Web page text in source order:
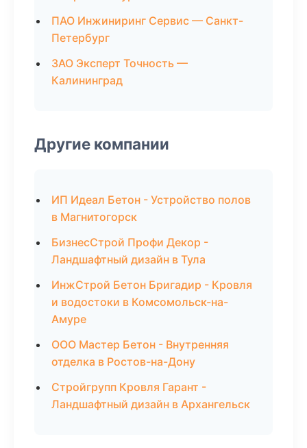
ПАО Инжиниринг Сервис — Санкт-
Петербург
ЗАО Эксперт Точность —
Калининград
Другие компании
ИП Идеал Бетон - Устройство полов
в Магнитогорск
БизнесСтрой Профи Декор -
Ландшафтный дизайн в Тула
ИнжСтрой Бетон Бригадир - Кровля
и водостоки в Комсомольск-на-
Амуре
ООО Мастер Бетон - Внутренняя
отделка в Ростов-на-Дону
Стройгрупп Кровля Гарант -
Ландшафтный дизайн в Архангельск